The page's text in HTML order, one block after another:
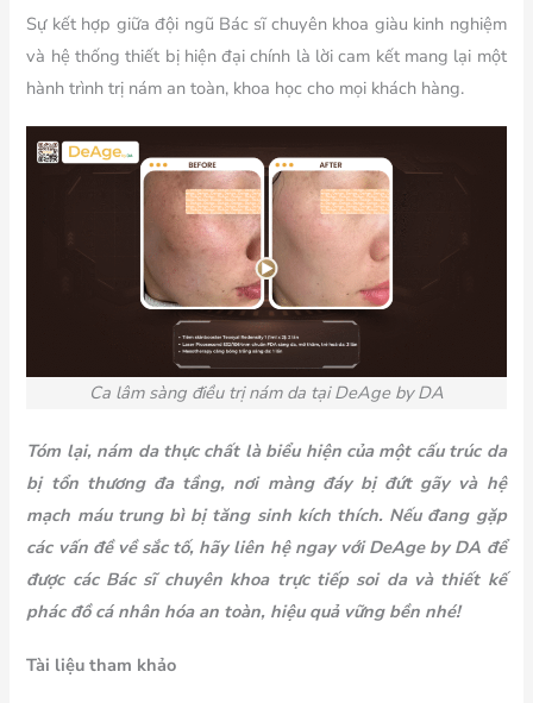
Sự kết hợp giữa đội ngũ Bác sĩ chuyên khoa giàu kinh nghiệm
và hệ thống thiết bị hiện đại chính là lời cam kết mang lại một
hành trình trị nám an toàn, khoa học cho mọi khách hàng.
Ca lâm sàng điều trị nám da tại DeAge by DA
Tóm lại, nám da thực chất là biểu hiện của một cấu trúc da
bị tổn thương đa tầng, nơi màng đáy bị đứt gãy và hệ
mạch máu trung bì bị tăng sinh kích thích. Nếu đang gặp
các vấn đề về sắc tố, hãy liên hệ ngay với DeAge by DA để
được các Bác sĩ chuyên khoa trực tiếp soi da và thiết kế
phác đồ cá nhân hóa an toàn, hiệu quả vững bền nhé!
Tài liệu tham khảo